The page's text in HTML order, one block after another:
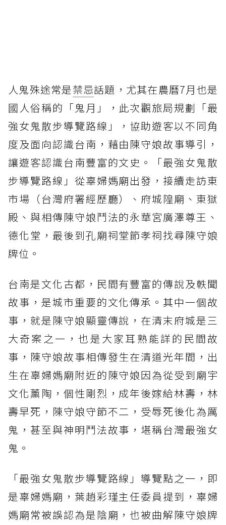
人鬼殊途常是禁忌話題，尤其在農曆7月也是
國人俗稱的「鬼月」，此次觀旅局規劃「最
強女鬼散步導覽路線」，協助遊客以不同角
度及面向認識台南，藉由陳守娘故事導引，
讓遊客認識台南豐富的文史。「最強女鬼散
步導覽路線」從辜婦媽廟出發，接續走訪東
市場（台灣府署經歷廳）、府城隍廟、東獄
殿、與相傳陳守娘鬥法的永華宮廣澤尊王、
德化堂，最後到孔廟祠堂節孝祠找尋陳守娘
牌位。
台南是文化古都，民間有豐富的傳說及軼聞
故事，是城市重要的文化傳承。其中一個故
事，就是陳守娘顯靈傳說，在清末府城是三
大奇案之一，也是大家耳熟能詳的民間故
事，陳守娘故事相傳發生在清道光年間，出
生在辜婦媽廟附近的陳守娘因為從受到廟宇
文化薰陶，個性剛烈，成年後嫁給林壽，林
壽早死，陳守娘守節不二，受辱死後化為厲
鬼，甚至與神明鬥法故事，堪稱台灣最強女
鬼。
「最強女鬼散步導覽路線」導覽點之一，即
是辜婦媽廟，葉趙彩瑾主任委員提到，辜婦
媽廟常被誤認為是陰廟，也被曲解陳守娘牌